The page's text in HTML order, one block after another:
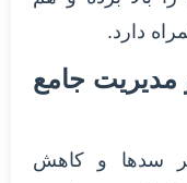
دارد.
جامع
سدها و کاهش